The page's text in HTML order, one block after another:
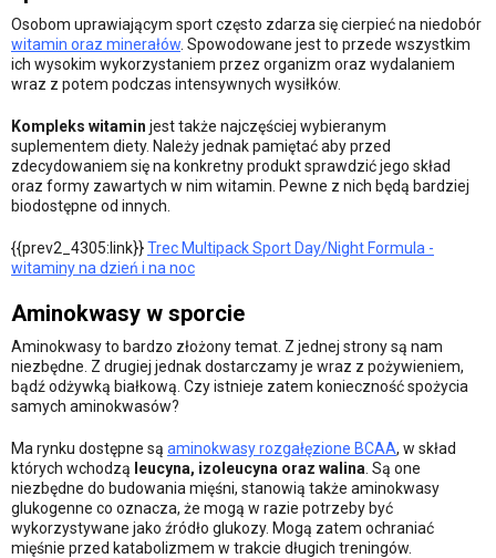
Osobom uprawiającym sport często zdarza się cierpieć na niedobór
witamin oraz minerałów . Spowodowane jest to przede wszystkim
ich wysokim wykorzystaniem przez organizm oraz wydalaniem
wraz z potem podczas intensywnych wysiłków.
Kompleks witamin jest także najczęściej wybieranym
suplementem diety. Należy jednak pamiętać aby przed
zdecydowaniem się na konkretny produkt sprawdzić jego skład
oraz formy zawartych w nim witamin. Pewne z nich będą bardziej
biodostępne od innych.
{{prev2_4305:link}}Trec Multipack Sport Day/Night Formula -
witaminy na dzień i na noc
Aminokwasy w sporcie
Aminokwasy to bardzo złożony temat. Z jednej strony są nam
niezbędne. Z drugiej jednak dostarczamy je wraz z pożywieniem,
bądź odżywką białkową. Czy istnieje zatem konieczność spożycia
samych aminokwasów?
Ma rynku dostępne są aminokwasy rozgałęzione BCAA, w skład
których wchodzą leucyna, izoleucyna oraz walina . Są one
niezbędne do budowania mięśni, stanowią także aminokwasy
glukogenne co oznacza, że mogą w razie potrzeby być
wykorzystywane jako źródło glukozy. Mogą zatem ochraniać
mięśnie przed katabolizmem w trakcie długich treningów.